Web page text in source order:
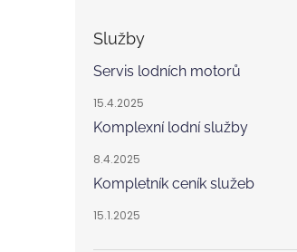
Služby
Servis lodních motorů
15.4.2025
Komplexní lodní služby
8.4.2025
Kompletník ceník služeb
15.1.2025